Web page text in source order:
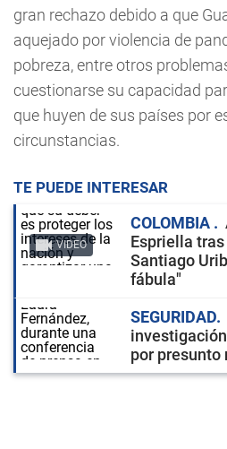
gran rechazo debido a que
aquejado por violencia de
pobreza, entre otros
cuestionarse su capacidad
que huyen de sus países por
circunstancias.
TE PUEDE INTERESAR
VIDEO
COLOMBIA
Espriella
Santiago
fábula"
SEGURIDAD
por presunto